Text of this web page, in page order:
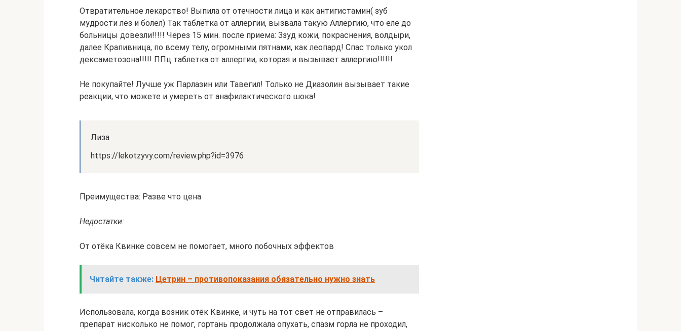
Отвратительное лекарство! Выпила от отечности лица и как антигистамин( зуб
мудрости лез и болел) Так таблетка от аллергии, вызвала такую Аллергию, что еле до
больницы довезли!!!!! Через 15 мин. после приема: Ззуд кожи, покраснения, волдыри,
далее Крапивница, по всему телу, огромными пятнами, как леопард! Спас только укол
дексаметозона!!!!! ППц таблетка от аллергии, которая и вызывает аллергию!!!!!!
Не покупайте! Лучше уж Парлазин или Тавегил! Только не Диазолин вызывает такие
реакции, что можете и умереть от анафилактического шока!
Лиза
https://lekotzyvy.com/review.php?id=3976
Преимущества: Разве что цена
Недостатки:
От отёка Квинке совсем не помогает, много побочных эффектов
Читайте также: Цетрин – противопоказания обязательно нужно знать
Использовала, когда возник отёк Квинке, и чуть на тот свет не отправилась –
препарат нисколько не помог, гортань продолжала опухать, спазм горла не проходил,